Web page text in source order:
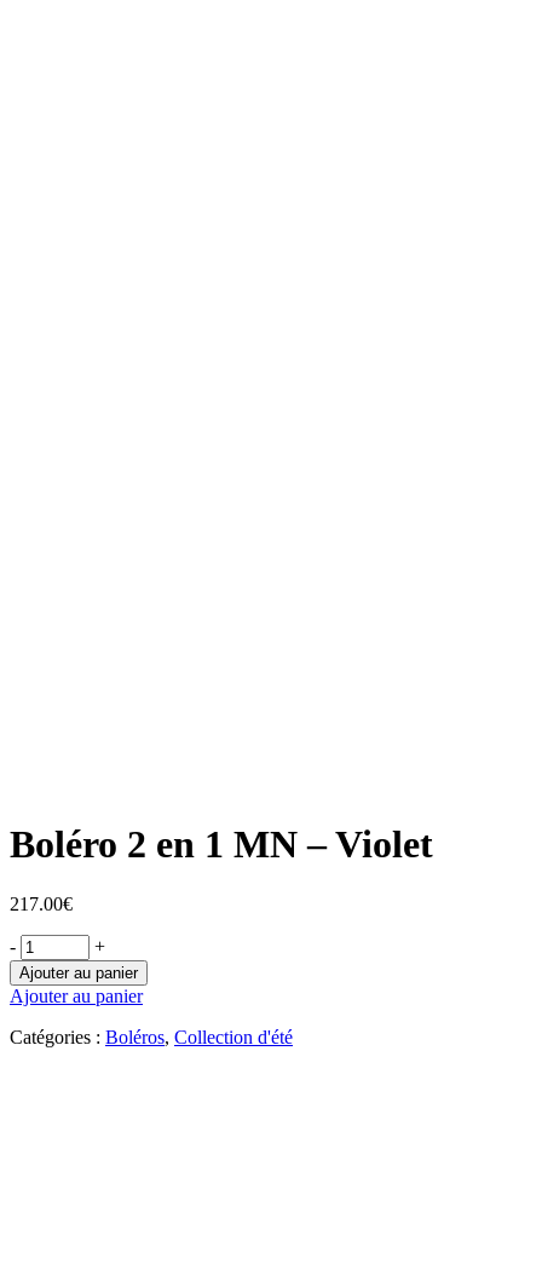
Boléro 2 en 1 MN – Violet
217.00€
- +
Ajouter au panier
Ajouter au panier
Catégories : Boléros, Collection d'été